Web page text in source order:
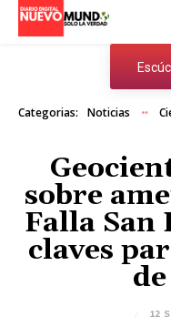
Categorias: Noticias
sobre
Falla San
claves
12